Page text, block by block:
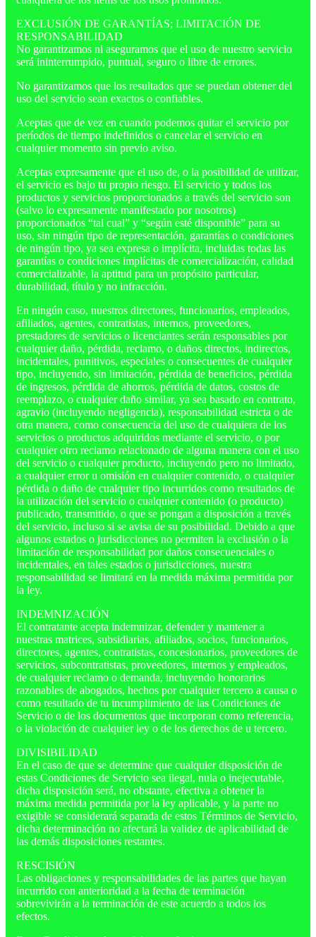
EXCLUSIÓN DE GARANTÍAS; LIMITACIÓN DE
RESPONSABILIDAD
No garantizamos ni aseguramos que el uso de nuestro servicio
será ininterrumpido, puntual, seguro o libre de errores.
No garantizamos que los resultados que se puedan obtener del
uso del servicio sean exactos o confiables.
Aceptas que de vez en cuando podemos quitar el servicio por
períodos de tiempo indefinidos o cancelar el servicio en
cualquier momento sin previo aviso.
Aceptas expresamente que el uso de, o la posibilidad de utilizar,
el servicio es bajo tu propio riesgo. El servicio y todos los
productos y servicios proporcionados a través del servicio son
(salvo lo expresamente manifestado por nosotros)
proporcionados “tal cual” y “según esté disponible” para su
uso, sin ningún tipo de representación, garantías o condiciones
de ningún tipo, ya sea expresa o implícita, incluidas todas las
garantías o condiciones implícitas de comercialización, calidad
comercializable, la aptitud para un propósito particular,
durabilidad, título y no infracción.
En ningún caso, nuestros directores, funcionarios, empleados,
afiliados, agentes, contratistas, internos, proveedores,
prestadores de servicios o licenciantes serán responsables por
cualquier daño, pérdida, reclamo, o daños directos, indirectos,
incidentales, punitivos, especiales o consecuentes de cualquier
tipo, incluyendo, sin limitación, pérdida de beneficios, pérdida
de ingresos, pérdida de ahorros, pérdida de datos, costos de
reemplazo, o cualquier daño similar, ya sea basado en contrato,
agravio (incluyendo negligencia), responsabilidad estricta o de
otra manera, como consecuencia del uso de cualquiera de los
servicios o productos adquiridos mediante el servicio, o por
cualquier otro reclamo relacionado de alguna manera con el uso
del servicio o cualquier producto, incluyendo pero no limitado,
a cualquier error u omisión en cualquier contenido, o cualquier
pérdida o daño de cualquier tipo incurridos como resultados de
la utilización del servicio o cualquier contenido (o producto)
publicado, transmitido, o que se pongan a disposición a través
del servicio, incluso si se avisa de su posibilidad. Debido a que
algunos estados o jurisdicciones no permiten la exclusión o la
limitación de responsabilidad por daños consecuenciales o
incidentales, en tales estados o jurisdicciones, nuestra
responsabilidad se limitará en la medida máxima permitida por
la ley.
INDEMNIZACIÓN
El contratante acepta indemnizar, defender y mantener a
nuestras matrices, subsidiarias, afiliados, socios, funcionarios,
directores, agentes, contratistas, concesionarios, proveedores de
servicios, subcontratistas, proveedores, internos y empleados,
de cualquier reclamo o demanda, incluyendo honorarios
razonables de abogados, hechos por cualquier tercero a causa o
como resultado de tu incumplimiento de las Condiciones de
Servicio o de los documentos que incorporan como referencia,
o la violación de cualquier ley o de los derechos de u tercero.
DIVISIBILIDAD
En el caso de que se determine que cualquier disposición de
estas Condiciones de Servicio sea ilegal, nula o inejecutable,
dicha disposición será, no obstante, efectiva a obtener la
máxima medida permitida por la ley aplicable, y la parte no
exigible se considerará separada de estos Términos de Servicio,
dicha determinación no afectará la validez de aplicabilidad de
las demás disposiciones restantes.
RESCISIÓN
Las obligaciones y responsabilidades de las partes que hayan
incurrido con anterioridad a la fecha de terminación
sobrevivirán a la terminación de este acuerdo a todos los
efectos.